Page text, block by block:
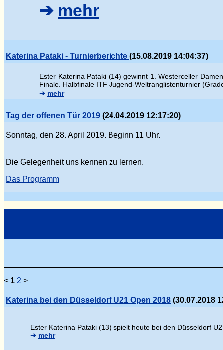
➔ mehr
Katerina Pataki - Turnierberichte (15.08.2019 14:04:37)
Ester Katerina Pataki (14) gewinnt 1. Westerceller
Finale. Halbfinale ITF Jugend-Weltranglistenturnier
➔ mehr
Tag der offenen Tür 2019 (24.04.2019 12:17:20)
Sonntag, den 28. April 2019. Beginn 11 Uhr.
Die Gelegenheit uns kennen zu lernen.
Das Programm
< 1 2 >
Katerina bei den Düsseldorf U21 Open 2018 (30.07.2018
Ester Katerina Pataki (13) spielt heute bei den Düsseldorf
➔ mehr